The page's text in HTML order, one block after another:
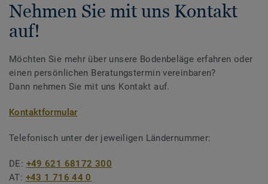
Nehmen Sie mit uns Kontakt
auf!
Möchten Sie mehr über unsere Bodenbeläge erfahren oder
einen persönlichen Beratungstermin vereinbaren?
Dann nehmen Sie mit uns Kontakt auf.
Kontaktformular
Telefonisch unter der jeweiligen Ländernummer:
DE: +49 621 68172 300
AT: +43 1 716 44 0